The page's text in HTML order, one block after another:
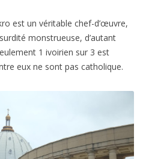
est un véritable chef-d’œuvre,
monstrueuse, d’autant
1 ivoirien sur 3 est
eux ne sont pas catholique.